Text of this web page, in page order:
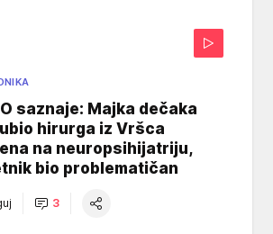
saznaje: Majka dečaka
hirurga iz Vršca
na neuropsihijatriju,
bio problematičan
3